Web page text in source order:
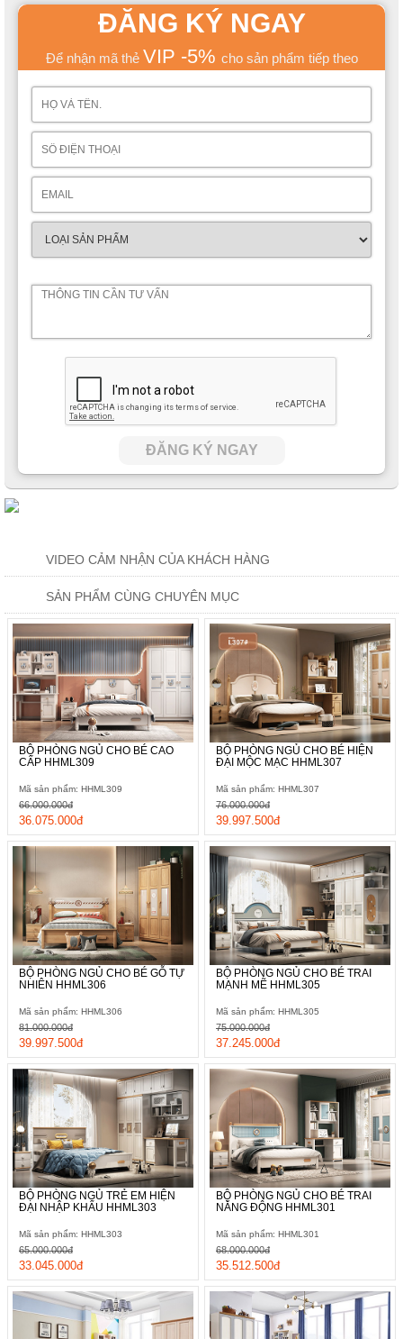
ĐĂNG KÝ NGAY
Để nhận mã thẻ VIP -5% cho sản phẩm tiếp theo
ĐĂNG KÝ NGAY
VIDEO CẢM NHẬN CỦA KHÁCH HÀNG
SẢN PHẨM CÙNG CHUYÊN MỤC
BỘ PHÒNG NGỦ CHO BÉ CAO
CẤP HHML309
Mã sản phẩm: HHML309
36.075.000đ
66.000.000đ
BỘ PHÒNG NGỦ CHO BÉ HIỆN
ĐẠI MỘC MẠC HHML307
Mã sản phẩm: HHML307
39.997.500đ
76.000.000đ
BỘ PHÒNG NGỦ CHO BÉ GỖ TỰ
NHIÊN HHML306
Mã sản phẩm: HHML306
39.997.500đ
81.000.000đ
BỘ PHÒNG NGỦ CHO BÉ TRAI
MẠNH MẼ HHML305
Mã sản phẩm: HHML305
37.245.000đ
75.000.000đ
BỘ PHÒNG NGỦ TRẺ EM HIỆN
ĐẠI NHẬP KHẨU HHML303
Mã sản phẩm: HHML303
33.045.000đ
65.000.000đ
BỘ PHÒNG NGỦ CHO BÉ TRAI
NĂNG ĐỘNG HHML301
Mã sản phẩm: HHML301
35.512.500đ
68.000.000đ